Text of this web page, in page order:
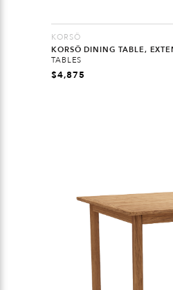
KORSÖ
KORSÖ DINING TABLE,
TABLES
$4,875